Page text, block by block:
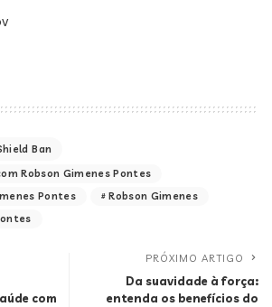
Ban
Robson Gimenes Pontes
Pontes
Robson Gimenes
com
PRÓXIMO ARTIGO
Da suavidade à força:
entenda os benefícios do